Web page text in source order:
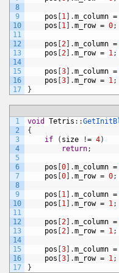
8
9
10
11
12
13
14
15
16
17
pos 1 .m_column =
pos
1 .m_row = 0;
pos 2 .m_column =
pos 2 .m_row = 1;
pos 3 .m_column =
pos 3 .m_row = 1;
}
1
2
3
4
5
6
7
8
9
10
11
12
13
14
15
16
17
void Tetris : :
{
if
( size != 4)
return;
pos 0 .m_column =
pos 0 .m_row = 0;
pos 1 .m_column =
pos
1 .m_row = 1;
pos 2 .m_column =
pos 2 .m_row = 1;
pos 3 .m_column =
pos 3 .m_row = 1;
}